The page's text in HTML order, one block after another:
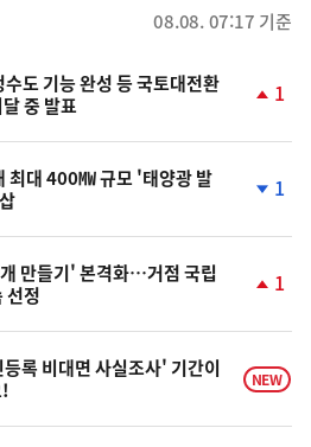
08.08. 07:17 기준
도 기능 완성 등 국토대전환
중 발표
1
최대 400㎿ 규모 '태양광 발
1
만들기' 본격화…거점 국립
선정
승
1
록 비대면 사실조사' 기간이
NEW